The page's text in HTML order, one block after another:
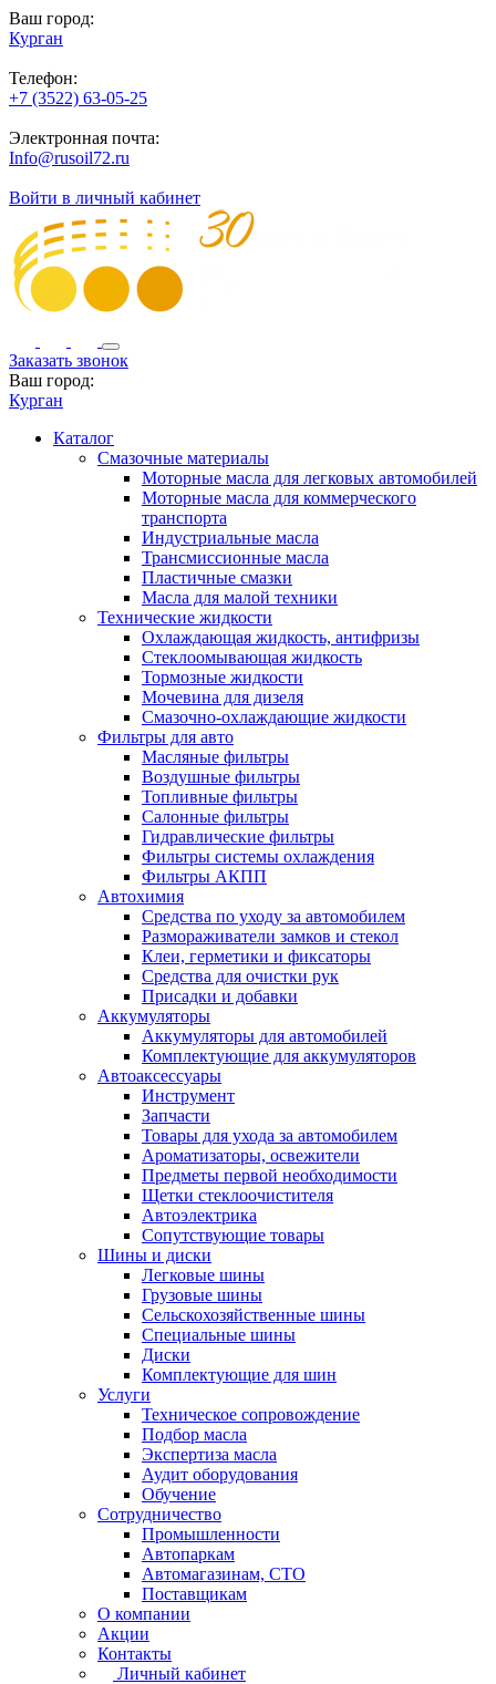
Ваш город:
Курган
Телефон:
+7 (3522) 63-05-25
Электронная почта:
Info@rusoil72.ru
Войти в личный кабинет
Заказать звонок
Ваш город:
Курган
Каталог
Смазочные материалы
Моторные масла для легковых автомобилей
Моторные масла для коммерческого
транспорта
Индустриальные масла
Трансмиссионные масла
Пластичные смазки
Масла для малой техники
Технические жидкости
Охлаждающая жидкость, антифризы
Стеклоомывающая жидкость
Тормозные жидкости
Мочевина для дизеля
Смазочно-охлаждающие жидкости
Фильтры для авто
Масляные фильтры
Воздушные фильтры
Топливные фильтры
Салонные фильтры
Гидравлические фильтры
Фильтры системы охлаждения
Фильтры АКПП
Автохимия
Средства по уходу за автомобилем
Размораживатели замков и стекол
Клеи, герметики и фиксаторы
Средства для очистки рук
Присадки и добавки
Аккумуляторы
Аккумуляторы для автомобилей
Комплектующие для аккумуляторов
Автоаксессуары
Инструмент
Запчасти
Товары для ухода за автомобилем
Ароматизаторы, освежители
Предметы первой необходимости
Щетки стеклоочистителя
Автоэлектрика
Сопутствующие товары
Шины и диски
Легковые шины
Грузовые шины
Сельскохозяйственные шины
Специальные шины
Диски
Комплектующие для шин
Услуги
Техническое сопровождение
Подбор масла
Экспертиза масла
Аудит оборудования
Обучение
Сотрудничество
Промышленности
Автопаркам
Автомагазинам, СТО
Поставщикам
О компании
Акции
Контакты
Личный кабинет